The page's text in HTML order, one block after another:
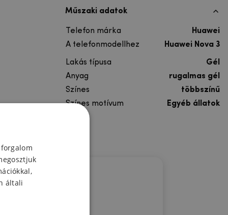
Műszaki adatok
Telefon márka
Huawei
A telefonmodellhez
Huawei Nova 3
Lakás típusa
Gél
Anyag
rugalmas gél
Színes
többszínű
Színes motívum
Egyéb állatok
általi